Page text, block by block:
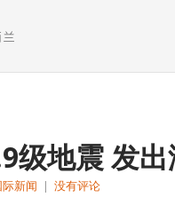
级地震 发
际新闻 | 没有评论